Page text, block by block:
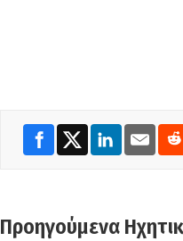
Προηγούμενα